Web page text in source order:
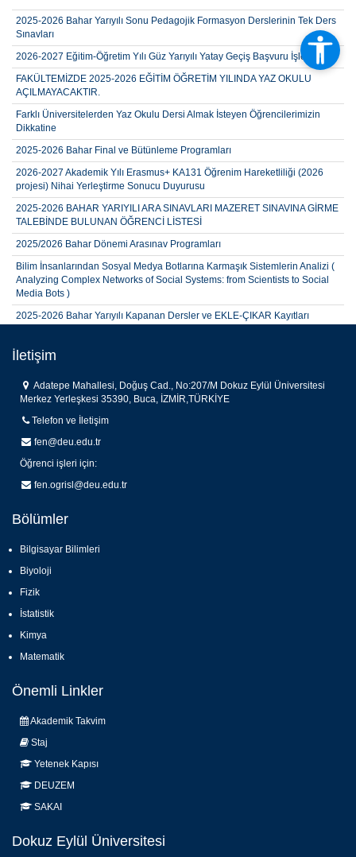
2025-2026 Bahar Yarıyılı Sonu Pedagojik Formasyon Derslerinin Tek Ders
Sınavları
2026-2027 Eğitim-Öğretim Yılı Güz Yarıyılı Yatay Geçiş Başvuru İşlemleri
FAKÜLTEMİZDE 2025-2026 EĞİTİM ÖĞRETİM YILINDA YAZ OKULU
AÇILMAYACAKTIR.
Farklı Üniversitelerden Yaz Okulu Dersi Almak İsteyen Öğrencilerimizin
Dikkatine
2025-2026 Bahar Final ve Bütünleme Programları
2026-2027 Akademik Yılı Erasmus+ KA131 Öğrenim Hareketliliği (2026
projesi) Nihai Yerleştirme Sonucu Duyurusu
2025-2026 BAHAR YARIYILI ARA SINAVLARI MAZERET SINAVINA GİRME
TALEBİNDE BULUNAN ÖĞRENCİ LİSTESİ
2025/2026 Bahar Dönemi Arasınav Programları
Bilim İnsanlarından Sosyal Medya Botlarına Karmaşık Sistemlerin Analizi (
Analyzing Complex Networks of Social Systems: from Scientists to Social
Media Bots )
2025-2026 Bahar Yarıyılı Kapanan Dersler ve EKLE-ÇIKAR Kayıtları
Copy
Başvuru Sonuçları
İletişim
Adatepe Mahallesi, Doğuş Cad., No:207/M Dokuz Eylül Üniversitesi
Merkez Yerleşkesi 35390, Buca, İZMİR,TÜRKİYE
Telefon ve İletişim
fen@deu.edu.tr
Öğrenci işleri için:
fen.ogrisl@deu.edu.tr
Bölümler
Bilgisayar Bilimleri
Biyoloji
Fizik
İstatistik
Kimya
Matematik
Önemli Linkler
Akademik Takvim
Staj
Yetenek Kapısı
DEUZEM
SAKAI
Dokuz Eylül Üniversitesi